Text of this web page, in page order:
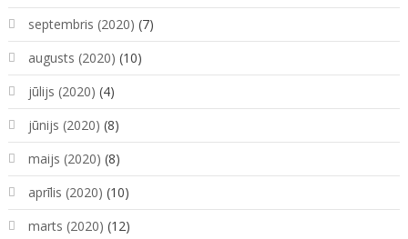
septembris (2020) (7)
augusts (2020) (10)
jūlijs (2020) (4)
jūnijs (2020) (8)
maijs (2020) (8)
aprīlis (2020) (10)
marts (2020) (12)